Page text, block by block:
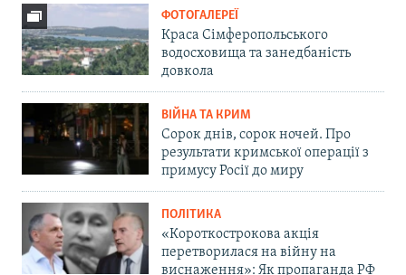
ФОТОГАЛЕРЕЇ
Краса Сімферопольського
водосховища та занедбаність
довкола
ВІЙНА ТА КРИМ
Сорок днів, сорок ночей. Про
результати кримської операції з
примусу Росії до миру
ПОЛІТИКА
«Короткострокова акція
перетворилася на війну на
виснаження»: Як пропаганда РФ